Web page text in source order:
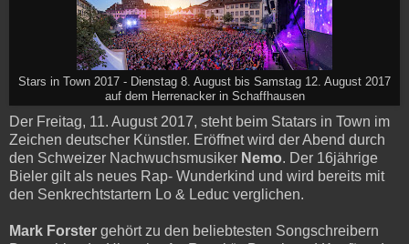
Stars in Town 2017 - Dienstag 8. August bis Samstag 12. August 2017
auf dem Herrenacker in Schaffhausen
Der Freitag, 11. August 2017, steht beim Statars in Town im
Zeichen deutscher Künstler. Eröffnet wird der Abend durch
den Schweizer Nachwuchsmusiker Nemo. Der 16jährige
Bieler gilt als neues Rap- Wunderkind und wird bereits mit
den Senkrechtstartern Lo & Leduc verglichen.
Mark Forster gehört zu den beliebtesten Songschreibern